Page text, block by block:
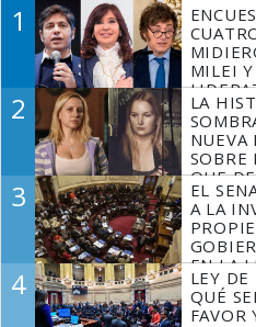
1
MILEI
2
LA
NUEVA
SOBRE
QUE
3
EL
A LA
EN LA
FUEGO
4
LEY
QUÉ
FAVOR